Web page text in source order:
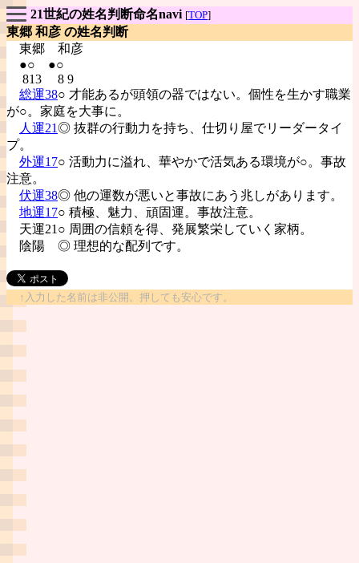
21世紀の姓名判断命名navi [TOP]
東郷 和彦 の姓名判断
東郷 和彦
●○ ●○
813 8 9
総運38○ 才能あるが頭領の器ではない。個性を生かす職業
が○。家庭を大事に。
人運21◎ 抜群の行動力を持ち、仕切り屋でリーダータイ
プ。
外運17○ 活動力に溢れ、華やかで活気ある環境が○。事故
注意。
伏運38◎ 他の運数が悪いと事故にあう兆しがあります。
地運17○ 積極、魅力、頑固運。事故注意。
天運21○ 周囲の信頼を得、発展繁栄していく家柄。
陰陽 ◎ 理想的な配列です。
↑入力した名前は非公開。押しても安心です。